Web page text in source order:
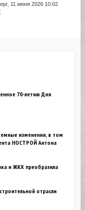
11 июня 2026 10:02
70-летию Дня
изменения, в том
НОСТРОЙ Антона
и ЖКХ преобразила
отрасли